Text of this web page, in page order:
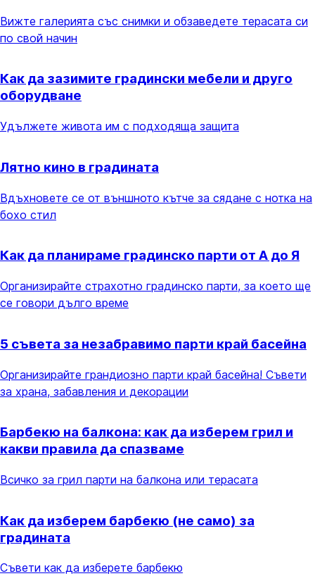
Вижте галерията със снимки и обзаведете терасата си
по свой начин
Как да зазимите градински мебели и друго
оборудване
Удължете живота им с подходяща защита
Лятно кино в градината
Вдъхновете се от външното кътче за сядане с нотка на
бохо стил
Как да планираме градинско парти от А до Я
Организирайте страхотно градинско парти, за което ще
се говори дълго време
5 съвета за незабравимо парти край басейна
Организирайте грандиозно парти край басейна! Съвети
за храна, забавления и декорации
Барбекю на балкона: как да изберем грил и
какви правила да спазваме
Всичко за грил парти на балкона или терасата
Как да изберем барбекю (не само) за
градината
Съвети как да изберете барбекю